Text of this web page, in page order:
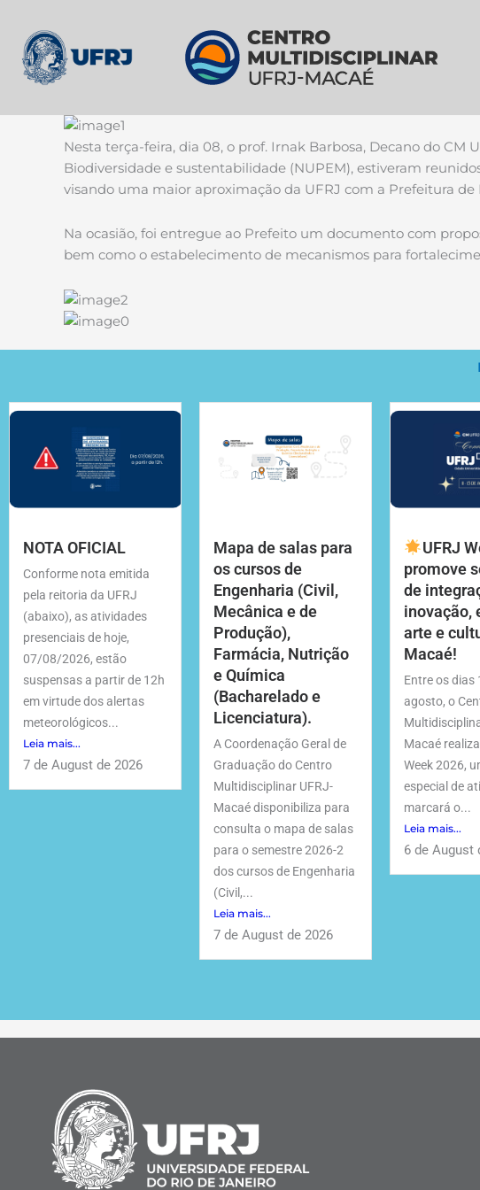
content
Nesta terça-feira, dia 08, o prof. Irnak Barbosa, Decano do CM
Biodiversidade e sustentabilidade (NUPEM), estiveram
visando uma maior aproximação da UFRJ com a Prefeitura de
Na ocasião, foi entregue ao Prefeito um documento com
bem como o estabelecimento de mecanismos para
NOTA OFICIAL
Conforme nota emitida
pela reitoria da UFRJ
(abaixo), as atividades
presenciais de hoje,
07/08/2026, estão
suspensas a partir de 12h
em virtude dos alertas
meteorológicos...
Leia mais...
7 de August de 2026
Mapa de salas para
os cursos de
Engenharia (Civil,
Mecânica e de
Produção),
Farmácia, Nutrição
e Química
(Bacharelado e
Licenciatura).
A Coordenação Geral de
Graduação do Centro
Multidisciplinar UFRJ-
Macaé disponibiliza para
consulta o mapa de salas
para o semestre 2026-2
dos cursos de Engenharia
(Civil,...
Leia mais...
7 de August de 2026
UFRJ
promove
de
inovação,
arte e
Macaé!
Entre os dias
agosto, o
Macaé
Week 2026,
especial de
marcará o...
Leia mais...
6 de August